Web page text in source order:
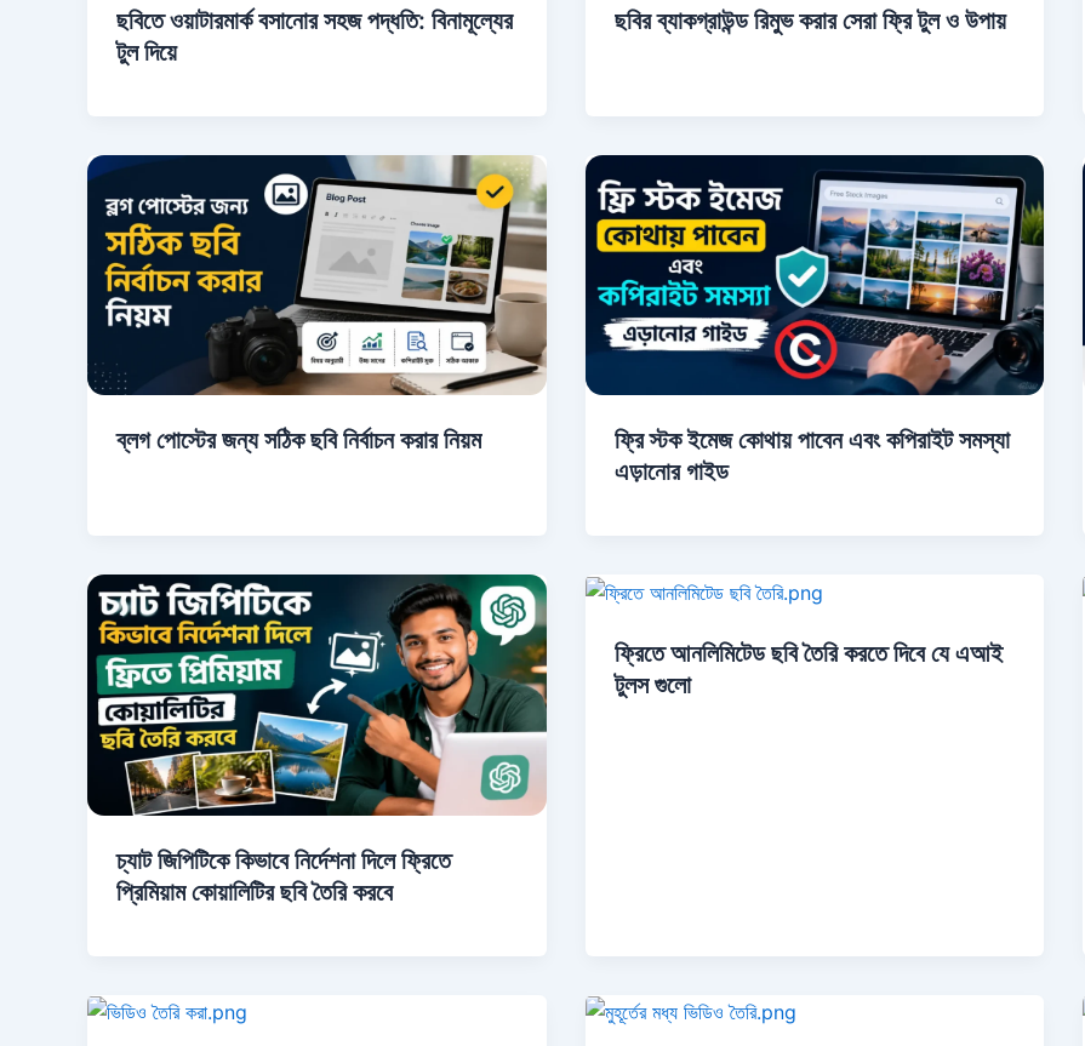
ছবিতে ওয়াটারমার্ক বসানোর সহজ পদ্ধতি: বিনামূল্যের
টুল দিয়ে
ছবির ব্যাকগ্রাউন্ড রিমুভ করার সেরা ফ্রি টুল ও উপায়
ব্লগ পোস্টের জন্য সঠিক ছবি নির্বাচন করার নিয়ম
ফ্রি স্টক ইমেজ কোথায় পাবেন এবং কপিরাইট সমস্যা
এড়ানোর গাইড
চ্যাট জিপিটিকে কিভাবে নির্দেশনা দিলে ফ্রিতে
প্রিমিয়াম কোয়ালিটির ছবি তৈরি করবে
ফ্রিতে আনলিমিটেড ছবি তৈরি করতে দিবে যে এআই
টুলস গুলো